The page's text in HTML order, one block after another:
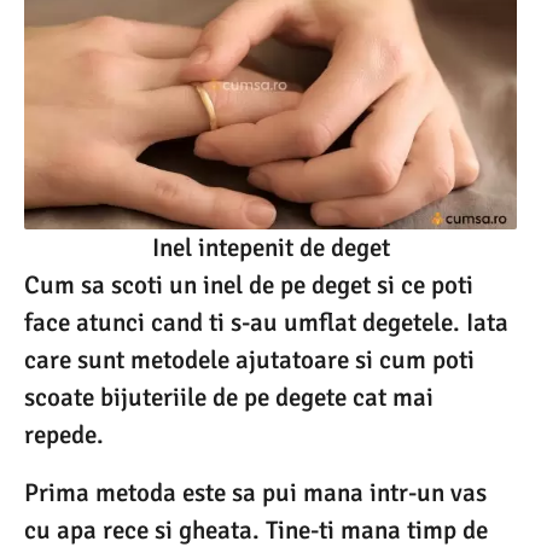
Inel intepenit de deget
Cum sa scoti un inel de pe deget si ce poti
face atunci cand ti s-au umflat degetele. Iata
care sunt metodele ajutatoare si cum poti
scoate bijuteriile de pe degete cat mai
repede.
Prima metoda este sa pui mana intr-un vas
cu apa rece si gheata. Tine-ti mana timp de